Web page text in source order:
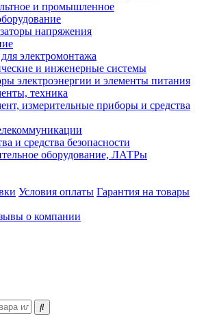
и промышленное
напряжения
электромонтажа
и инженерные системы
электроэнергии и элементы питания
техника
измерительные приборы и средства
и средства безопасности
оборудование, ЛАТРы
Условия оплаты Гарантия на товары
о компании